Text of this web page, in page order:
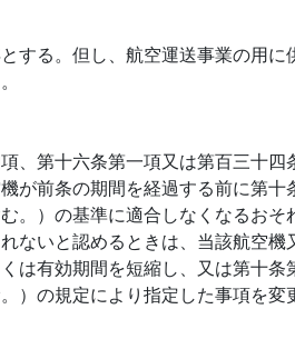
する。但し、航空運送事業の用に
、第十六条第一項又は第百三十四
が前条の期間を経過する前に第十
。）の基準に適合しなくなるおそ
ないと認めるときは、当該航空機
は有効期間を短縮し、又は第十条
）の規定により指定した事項を変